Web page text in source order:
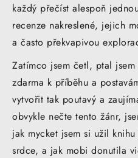
každý přečíst alespoň
recenze nakreslené, jejich
a často překvapivou
Zatímco jsem četl, ptal
zdarma k příběhu a
vytvořit tak poutavý a
obvykle nečte tento žánr,
jak mycket jsem si užil
srdce, a jak mobi donutila